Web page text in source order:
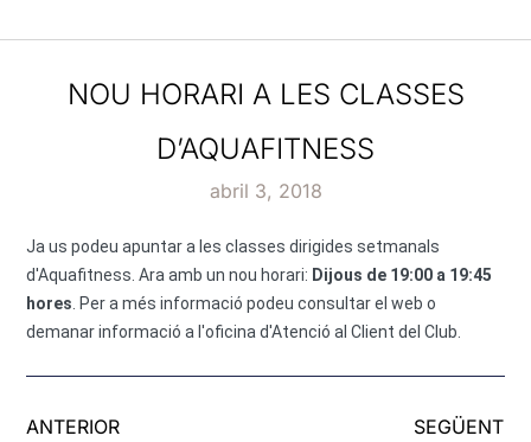
NOU HORARI A LES CLASSES
D’AQUAFITNESS
abril 3, 2018
Ja us podeu apuntar a les classes dirigides setmanals
d'Aquafitness. Ara amb un nou horari: Dijous de 19:00 a 19:45
hores Per a més informació podeu consultar el web o
demanar informació a l'oficina d'Atenció al Client del Club.
ANTERIOR SEGÜENT